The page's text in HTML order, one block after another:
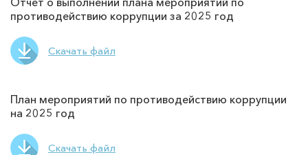
противодействию коррупции за 2025 год
Скачать файл
План мероприятий по противодействию коррупции
на 2025 год
Скачать файл